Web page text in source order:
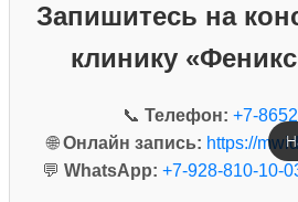
Запишитесь на
клинику
📞 Телефон: +7-
🌐Онлайн запись: https://
💬 WhatsApp: +7-928-810-10-